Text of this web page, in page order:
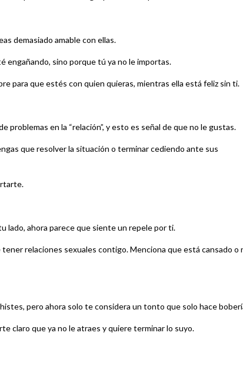
demasiado amable con ellas.
engañando, sino porque tú ya no le importas.
para que estés con quien quieras, mientras ella está feliz sin ti.
problemas en la “relación”, y esto es señal de que no le gustas.
que resolver la situación o terminar cediendo ante sus
lado, ahora parece que siente un repele por ti.
relaciones sexuales contigo. Menciona que está cansado o
pero ahora solo te considera un tonto que solo hace
claro que ya no le atraes y quiere terminar lo suyo.